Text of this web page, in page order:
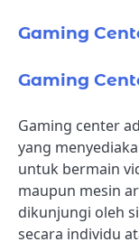
Gaming
Gaming
Gaming center
yang
untuk bermain
maupun mesin
dikunjungi oleh
secara individu